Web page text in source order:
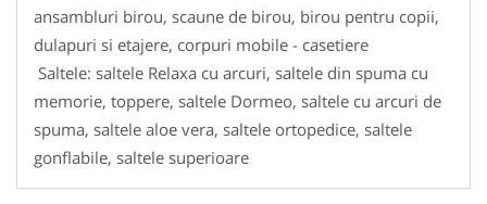
ansambluri birou, scaune de birou, birou pentru copii,
dulapuri si etajere, corpuri mobile - casetiere
Saltele: saltele Relaxa cu arcuri, saltele din spuma cu
memorie, toppere, saltele Dormeo, saltele cu arcuri de
spuma, saltele aloe vera, saltele ortopedice, saltele
gonflabile, saltele superioare